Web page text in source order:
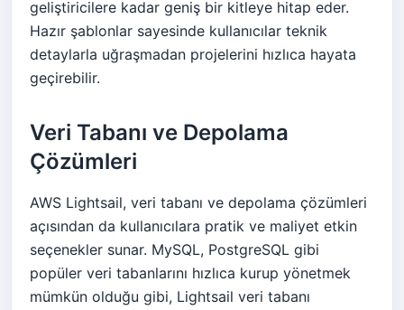
geliştiricilere kadar geniş bir kitleye hitap eder.
Hazır şablonlar sayesinde kullanıcılar teknik
detaylarla uğraşmadan projelerini hızlıca hayata
geçirebilir.
Veri Tabanı ve Depolama
Çözümleri
AWS Lightsail, veri tabanı ve depolama çözümleri
açısından da kullanıcılara pratik ve maliyet etkin
seçenekler sunar. MySQL, PostgreSQL gibi
popüler veri tabanlarını hızlıca kurup yönetmek
mümkün olduğu gibi, Lightsail veri tabanı